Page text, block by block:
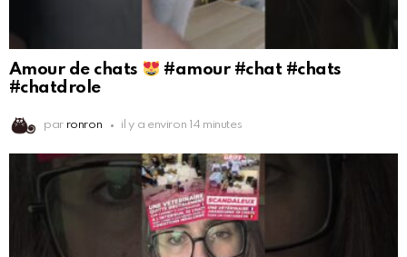
Amour de chats
#amour #chat #chats
#chatdrole
par ronron il y a environ 14 minutes